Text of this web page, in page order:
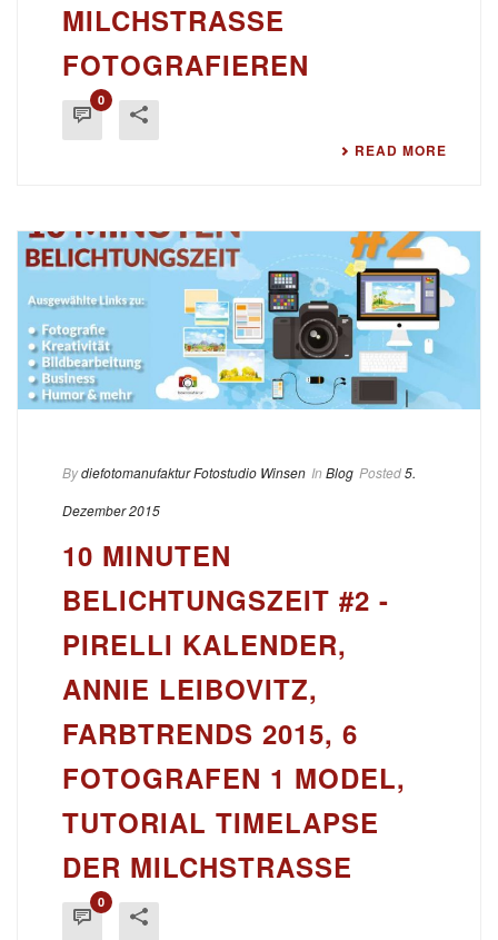
MILCHSTRASSE F
OTOGRAFIEREN
0
READ MORE
Bydiefotomanufaktur Fotostudio Winsen In Blog Posted5.
Dezember 2015
10 MINUTEN
BELICHTUNGSZEIT #2 -
PIRELLI KALENDER,
ANNIE LEIBOVITZ,
FARBTRENDS 2015, 6
FOTOGRAFEN 1 MODEL,
TUTORIAL TIMELAPSE
DER MILCHSTRASSE
0